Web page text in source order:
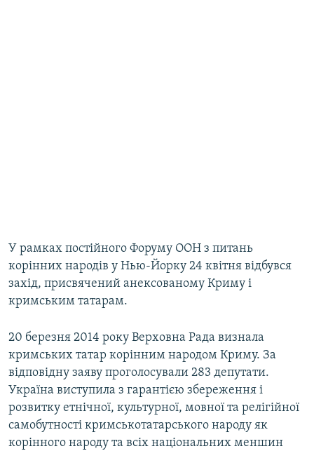
​У рамках постійного Форуму ООН з питань
корінних народів у Нью-Йорку 24 квітня відбувся
захід, присвячений анексованому Криму і
кримським татарам.
20 березня 2014 року Верховна Рада визнала
кримських татар корінним народом Криму. За
відповідну заяву проголосували 283 депутати.
Україна виступила з гарантією збереження і
розвитку етнічної, культурної, мовної та релігійної
самобутності кримськотатарського народу як
корінного народу та всіх національних меншин